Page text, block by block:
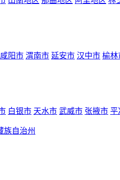
咸阳市 渭南市 延安市 汉中市 榆林
白银市 天水市 武威市 张掖市 平
族自治州